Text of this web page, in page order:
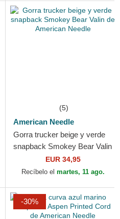
(5)
American Needle
Gorra trucker beige y verde
snapback Smokey Bear Valin
de American Needle
EUR 34,95
Recíbelo el martes, 11 ago.
-30%